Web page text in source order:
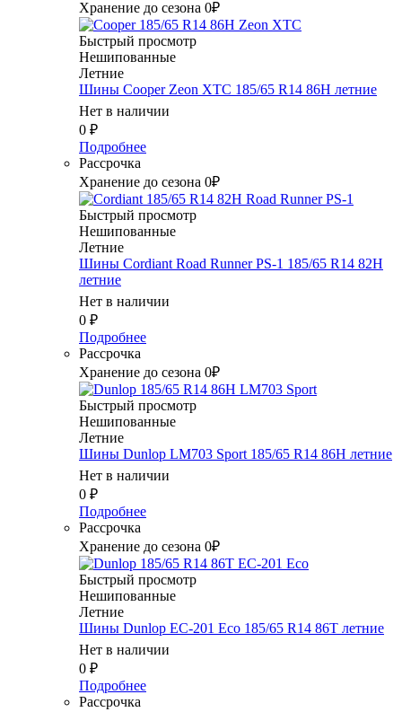
Хранение до сезона 0₽
Быстрый просмотр
Нешипованные
Летние
Шины Cooper Zeon XTC 185/65 R14 86H летние
Нет в наличии
0 ₽
Подробнее
Рассрочка
Хранение до сезона 0₽
Быстрый просмотр
Нешипованные
Летние
Шины Cordiant Road Runner PS-1 185/65 R14 82H
летние
Нет в наличии
0 ₽
Подробнее
Рассрочка
Хранение до сезона 0₽
Быстрый просмотр
Нешипованные
Летние
Шины Dunlop LM703 Sport 185/65 R14 86H летние
Нет в наличии
0 ₽
Подробнее
Рассрочка
Хранение до сезона 0₽
Быстрый просмотр
Нешипованные
Летние
Шины Dunlop EC-201 Eco 185/65 R14 86T летние
Нет в наличии
0 ₽
Подробнее
Рассрочка